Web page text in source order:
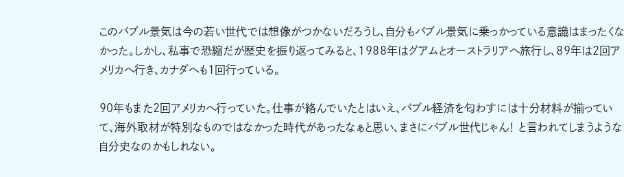
このバブル景気は今の若い世代では想像がつかないだろうし、自分もバブル景気に乗っかっている意識はまったくな
かった。しかし、私事で恐縮だが歴史を振り返ってみると、1988年はグアムとオーストラリアへ旅行し、89年は2回ア
メリカへ行き、カナダへも1回行っている。
90年もまた2回アメリカへ行っていた。仕事が絡んでいたとはいえ、バブル経済を匂わすには十分材料が揃ってい
て、海外取材が特別なものではなかった時代があったなぁと思い、まさにバブル世代じゃん！ と言われてしまうような
自分史なのかもしれない。